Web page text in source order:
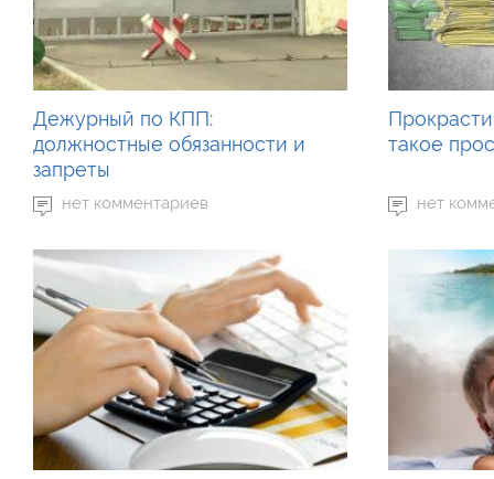
Дежурный по КПП:
должностные обязанности и
запреты
нет комментариев
такое
нет